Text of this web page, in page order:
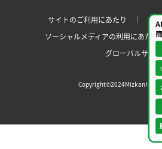
サイトのご利用にあたり ｜プ
ソーシャルメディアの利用にあたり
グローバルサイト